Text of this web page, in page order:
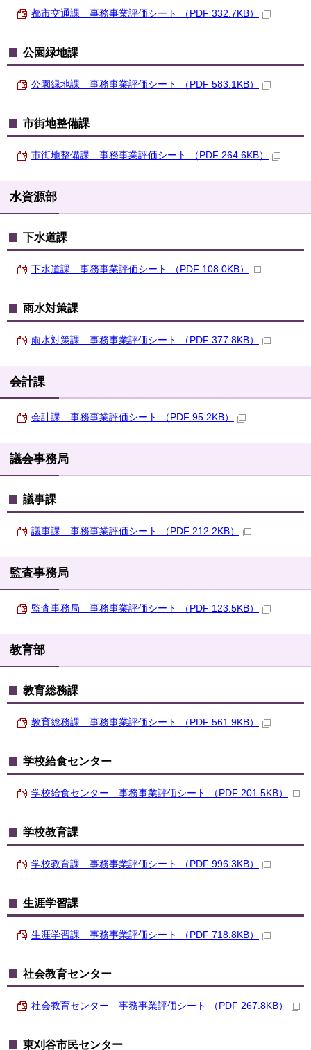
都市交通課 事務事業評価シート （PDF 332.7KB）
公園緑地課
公園緑地課 事務事業評価シート （PDF 583.1KB）
市街地整備課
市街地整備課 事務事業評価シート （PDF 264.6KB）
水資源部
下水道課
下水道課 事務事業評価シート （PDF 108.0KB）
雨水対策課
雨水対策課 事務事業評価シート （PDF 377.8KB）
会計課
会計課 事務事業評価シート （PDF 95.2KB）
議会事務局
議事課
議事課 事務事業評価シート （PDF 212.2KB）
監査事務局
監査事務局 事務事業評価シート （PDF 123.5KB）
教育部
教育総務課
教育総務課 事務事業評価シート （PDF 561.9KB）
学校給食センター
学校給食センター 事務事業評価シート （PDF 201.5KB）
学校教育課
学校教育課 事務事業評価シート （PDF 996.3KB）
生涯学習課
生涯学習課 事務事業評価シート （PDF 718.8KB）
社会教育センター
社会教育センター 事務事業評価シート （PDF 267.8KB）
東刈谷市民センター